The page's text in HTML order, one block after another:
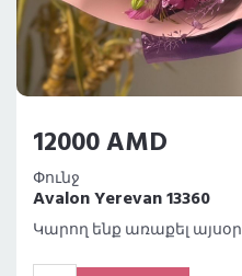
12000 AMD
Փունջ
Avalon Yerevan 13360
Կարող ենք առաքել այսօր